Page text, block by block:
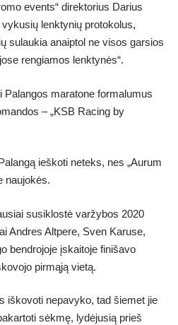
events“ direktorius Darius
lenktynių protokolus,
sulaukia anaiptol ne visos garsios
rengiamos lenktynės“.
Palangos maratone formalumus
– „KSB Racing by
ieškoti neteks, nes „Aurum
naujokės.
susiklostė varžybos 2020
Andres Altpere, Sven Karuse,
bendrojoje įskaitoje finišavo
pirmąją vietą.
iškovoti nepavyko, tad šiemet jie
sėkmę, lydėjusią prieš